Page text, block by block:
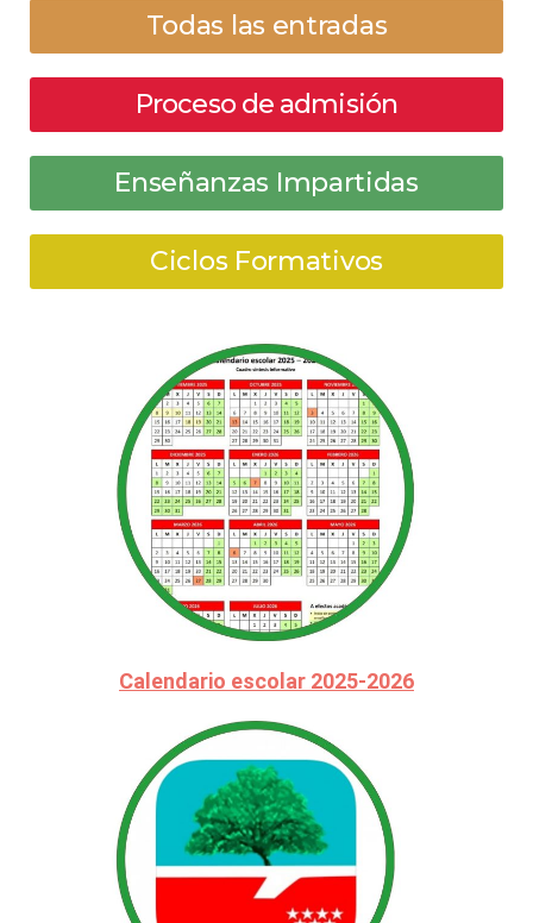
Todas las entradas
Proceso de admisión
Enseñanzas Impartidas
Ciclos Formativos
Calendario escolar 2025-2026